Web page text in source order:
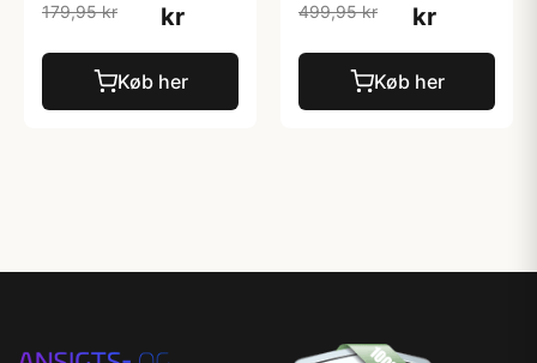
179,95 kr
kr
Køb her
499,95 kr
kr
Køb her